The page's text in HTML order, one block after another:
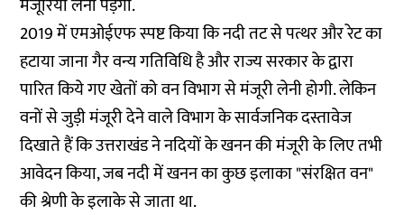
मंजूरियां लेनी पड़ेंगी.
2019 में एमओईएफ स्पष्ट किया कि नदी तट से पत्थर और रेट का
हटाया जाना गैर वन्य गतिविधि है और राज्य सरकार के द्वारा
पारित किये गए खेतों को वन विभाग से मंजूरी लेनी होगी. लेकिन
वनों से जुड़ी मंजूरी देने वाले विभाग के सार्वजनिक दस्तावेज
दिखाते हैं कि उत्तराखंड ने नदियों के खनन की मंजूरी के लिए तभी
आवेदन किया, जब नदी में खनन का कुछ इलाका "संरक्षित वन"
की श्रेणी के इलाके से जाता था.